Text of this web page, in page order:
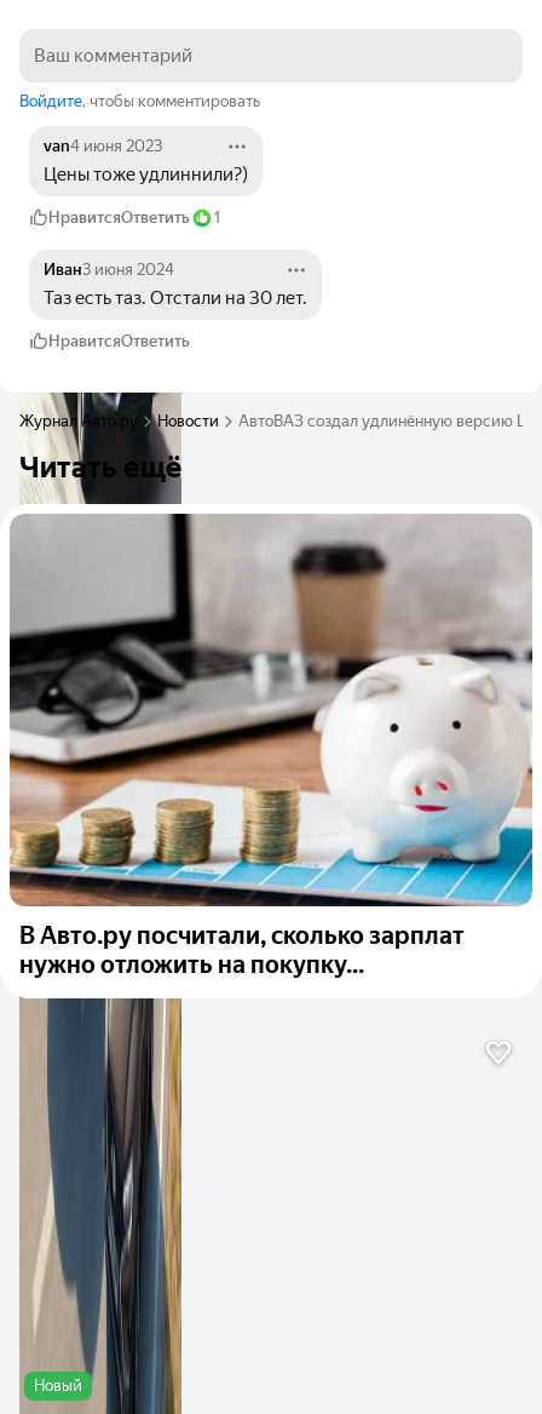
Войдите, чтобы комментировать
van4 июня 2023
Цены тоже удлиннили?)
НравитсяОтветить 1
Иван3 июня 2024
Таз есть таз. Отстали на 30 лет.
НравитсяОтветить
Журнал Авто.ру Новости АвтоВАЗ создал удлинённую версию
Читать ещё
В Авто.ру посчитали, сколько зарплат
нужно отложить на покупку...
Новый